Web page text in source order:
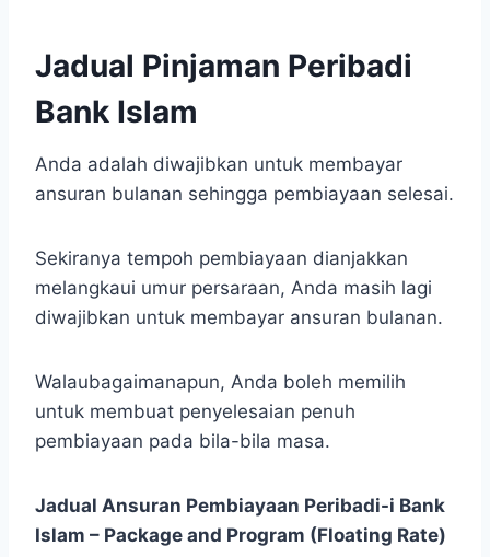
Jadual Pinjaman Peribadi
Bank Islam
Anda adalah diwajibkan untuk membayar
ansuran bulanan sehingga pembiayaan selesai.
Sekiranya tempoh pembiayaan dianjakkan
melangkaui umur persaraan, Anda masih lagi
diwajibkan untuk membayar ansuran bulanan.
Walaubagaimanapun, Anda boleh memilih
untuk membuat penyelesaian penuh
pembiayaan pada bila-bila masa.
Jadual Ansuran Pembiayaan Peribadi-i Bank
Islam – Package and Program (Floating Rate)